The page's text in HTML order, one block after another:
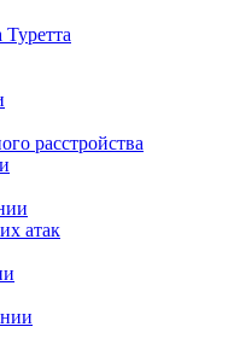
расстройства
атак